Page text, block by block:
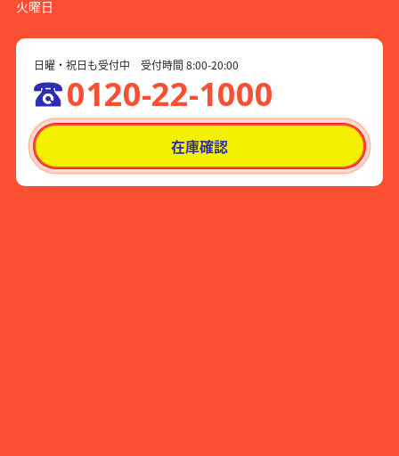
火曜日
日曜・祝日も受付中 受付時間 8:00-20:00
0120-22-1000
在庫確認